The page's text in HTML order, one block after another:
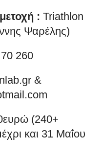
: Triathlon
Ψαρέλης)
260
&
(240+
και 31 Μαΐου